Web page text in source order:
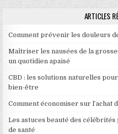
ARTICLES
Comment prévenir les douleurs
Maîtriser les nausées de la
un quotidien apaisé
CBD : les solutions naturelles
bien-être
Comment économiser sur
Les astuces beauté des
de santé